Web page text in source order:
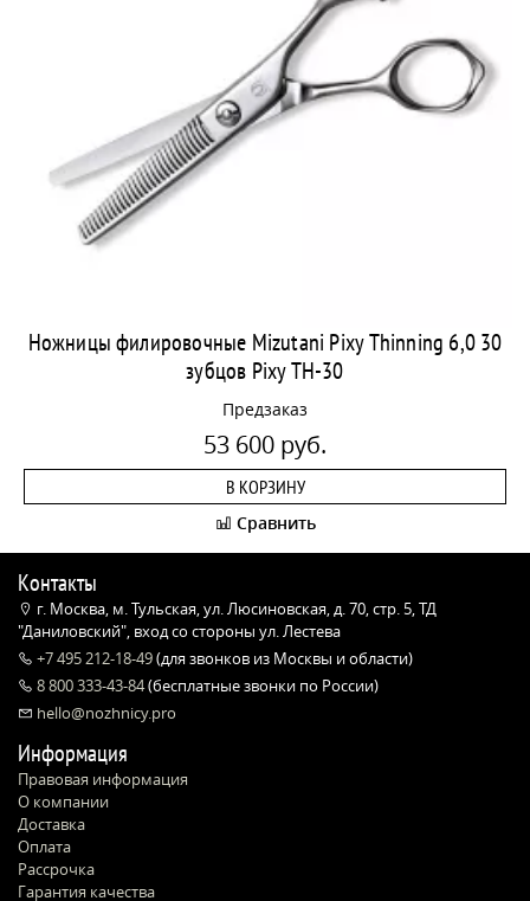
Ножницы филировочные Mizutani Pixy Thinning 6,0 30
зубцов Pixy TH-30
Предзаказ
53 600 руб.
В КОРЗИНУ
Сравнить
Контакты
г. Москва, м. Тульская, ул. Люсиновская, д. 70, стр. 5, ТД
"Даниловский", вход со стороны ул. Лестева
+7 495 212-18-49(для звонков из Москвы и области)
8 800 333-43-84(бесплатные звонки по России)
hello@nozhnicy.pro
Информация
Правовая информация
О компании
Доставка
Оплата
Рассрочка
Гарантия качества